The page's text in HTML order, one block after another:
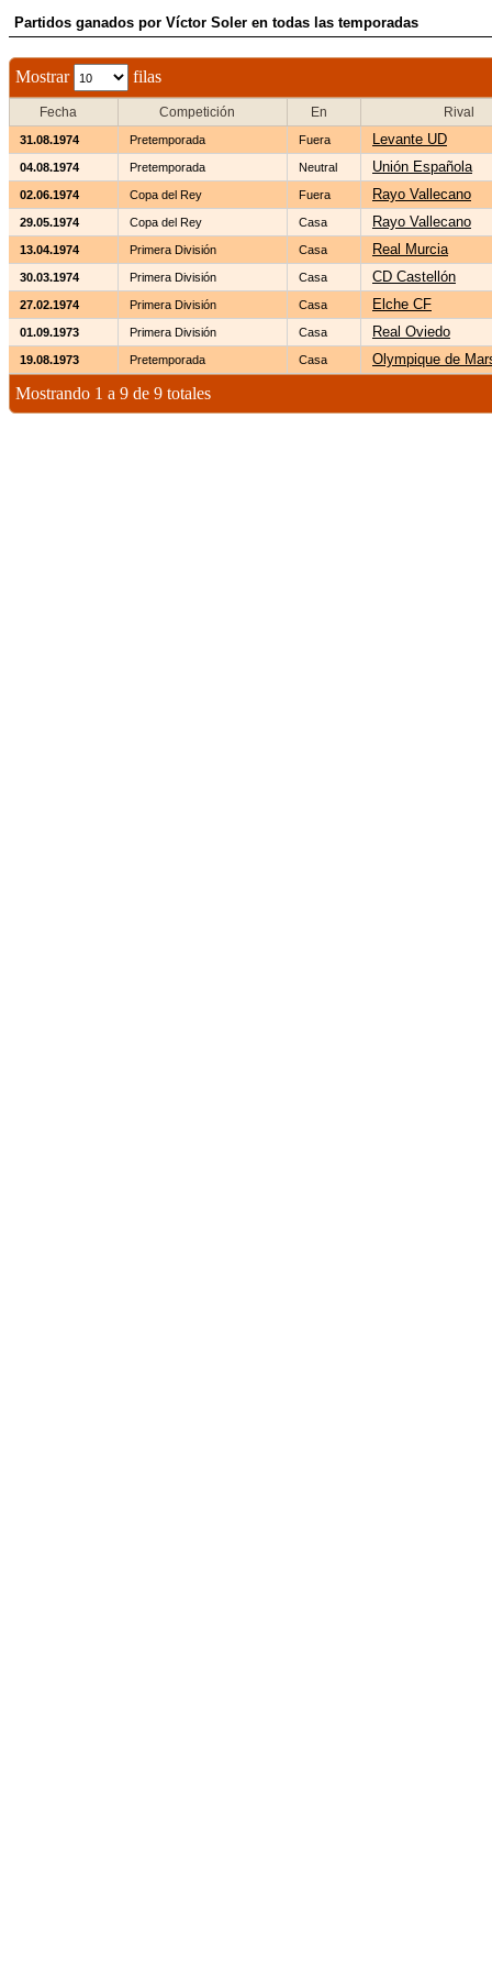
Partidos ganados por Víctor Soler en todas las temporadas
Mostrar filas
Fecha Competición En Rival
31.08.1974 Pretemporada Fuera Levante UD
04.08.1974 Pretemporada Neutral Unión Española
02.06.1974 Copa del Rey Fuera Rayo Vallecano
29.05.1974 Copa del Rey Casa Rayo Vallecano
13.04.1974 Primera División Casa Real Murcia
30.03.1974 Primera División Casa CD Castellón
27.02.1974 Primera División Casa Elche CF
01.09.1973 Primera División Casa Real Oviedo
19.08.1973 Pretemporada Casa Olympique de
Mostrando 1 a 9 de 9 totales